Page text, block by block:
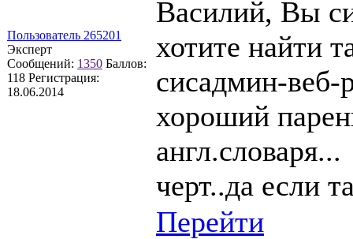
Пользователь 265201
Эксперт
Сообщений: 1350 Баллов:
118 Регистрация:
18.06.2014
Василий, Вы
хотите найти
сисадмин-веб-
хороший
англ.словаря...
черт..да если
Перейти